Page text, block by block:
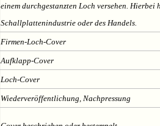
einem durchgestanzten Loch versehen. Hierbei
Schallplattenindustrie oder des Handels.
Firmen-Loch-Cover
Aufklapp-Cover
Loch-Cover
Wiederveröffentlichung, Nachpressung